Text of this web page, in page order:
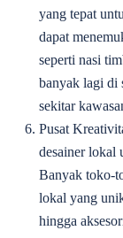
yang tepat
dapat
seperti nasi
banyak lagi di
sekitar
Pusat
desainer lokal
Banyak toko-
lokal yang
hingga